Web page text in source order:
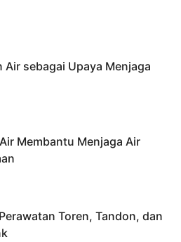
Air sebagai Upaya Menjaga
Membantu Menjaga Air
Toren, Tandon, dan